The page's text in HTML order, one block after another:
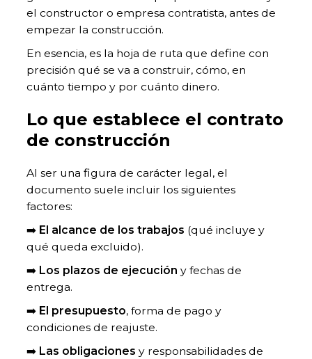
el constructor o empresa contratista, antes de
empezar la construcción.
En esencia, es la hoja de ruta que define con
precisión qué se va a construir, cómo, en
cuánto tiempo y por cuánto dinero.
Lo que establece el contrato
de construcción
Al ser una figura de carácter legal, el
documento suele incluir los siguientes
factores:
➡️ El alcance de los trabajos (qué incluye y
qué queda excluido).
➡️ Los plazos de ejecución y fechas de
entrega.
➡️ El presupuesto, forma de pago y
condiciones de reajuste.
➡️ Las obligaciones y responsabilidades de